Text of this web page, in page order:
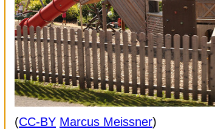
(CC-BY Marcus Meissner)